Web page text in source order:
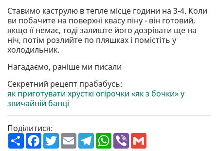
Ставимо каструлю в тепле місце години на 3-4. Коли
ви побачите на поверхні квасу піну - він готовий,
якщо її немає, тоді залиште його дозрівати ще на
ніч, потім розлийте по пляшках і помістіть у
холодильник.
Нагадаємо, раніше ми писали
Секретний рецепт прабабусь:
як приготувати хрусткі огірочки «як з бочки» у
звичайній банці
Поділитися:
П
о
F
a
T
w
E
m
T
e
W
h
V